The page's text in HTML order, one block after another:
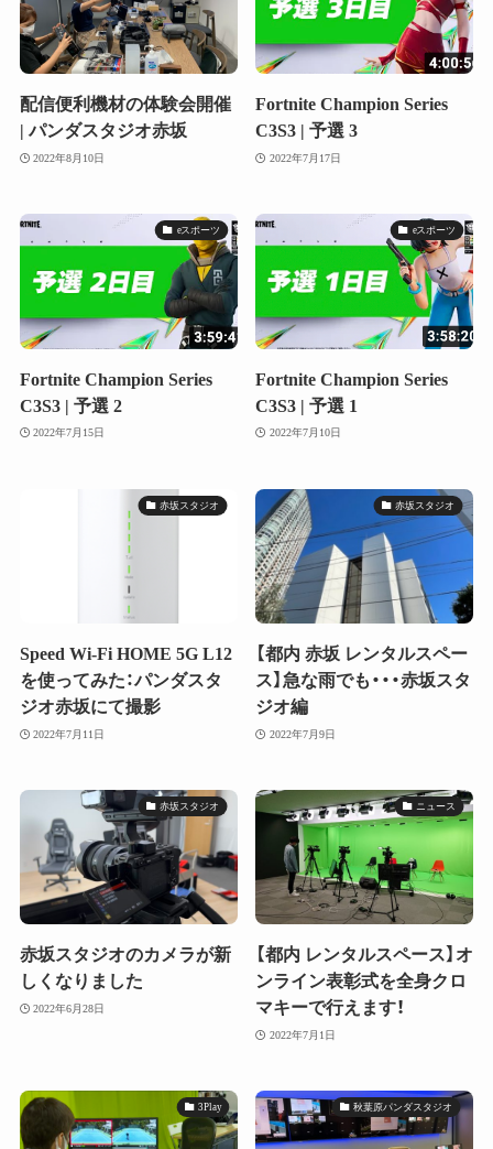
配信便利機材の体験会開催
| パンダスタジオ赤坂
2022年8月10日
Fortnite Champion Series
C3S3 | 予選 3
2022年7月17日
eスポーツ
Fortnite Champion Series
C3S3 | 予選 2
2022年7月15日
eスポーツ
Fortnite Champion Series
C3S3 | 予選 1
2022年7月10日
赤坂スタジオ
Speed Wi-Fi HOME 5G L12
を使ってみた：パンダスタ
ジオ赤坂にて撮影
2022年7月11日
赤坂スタジオ
【都内 赤坂 レンタルスペー
ス】急な雨でも・・・赤坂スタ
ジオ編
2022年7月9日
赤坂スタジオ
赤坂スタジオのカメラが新
しくなりました
2022年6月28日
ニュース
【都内 レンタルスペース】オ
ンライン表彰式を全身クロ
マキーで行えます！
2022年7月1日
3Play 秋葉原パンダスタジオ